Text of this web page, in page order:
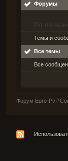
Форумы
По
Темы и
Все темы
Все
Форум Euro-